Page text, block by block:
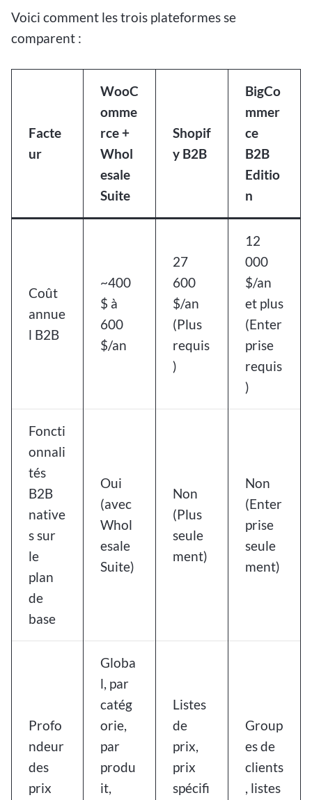
Voici comment les trois plateformes se
comparent :
Facte
ur
WooC
omme
rce +
Whol
esale
Suite
Shopif
y B2B
BigCo
mmer
ce
B2B
Editio
n
Coût
annue
l B2B
~400
$ à
600
$/an
27
600
$/an
(Plus
requis
)
12
000
$/an
et plus
(Enter
prise
requis
)
Foncti
onnali
tés
B2B
native
s sur
le
plan
de
base
Oui
(avec
Whol
esale
Suite)
Non
(Plus
seule
ment)
Non
(Enter
prise
seule
ment)
Profo
ndeur
des
prix
Globa
l, par
catég
orie,
par
produ
it,
Listes
de
prix,
prix
spécifi
Group
es de
clients
, listes